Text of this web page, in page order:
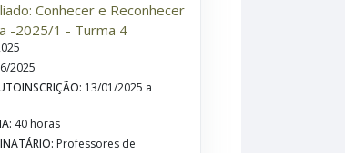
Conhecer e Reconhecer
-2025/1 - Turma 4
2025
: 13/01/2025 a
: 40 horas
: Professores de